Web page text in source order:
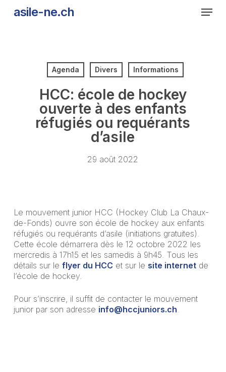
asile-ne.ch Menu
Agenda Divers Informations
HCC: école de hockey
ouverte à des enfants
réfugiés ou requérants
d’asile
29 août 2022
Le mouvement junior HCC (Hockey Club La Chaux-
de-Fonds) ouvre son école de hockey aux enfants
réfugiés ou requérants d’asile (initiations gratuites).
Cette école démarrera dès le 12 octobre 2022 les
mercredis à 17h15 et les samedis à 9h45. Tous les
détails sur le flyer du HCC et sur le site internetde
l’école de hockey.
Pour s’inscrire, il suffit de contacter le mouvement
junior par son adresse info@hccjuniors.ch.